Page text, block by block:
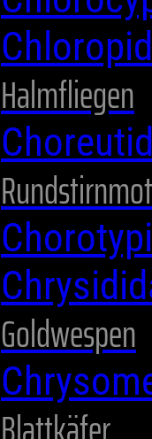
Halmfliegen
Goldwespen